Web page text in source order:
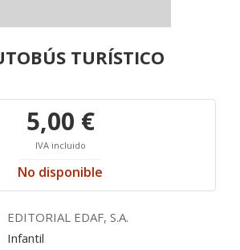
TURÍSTICO
5,00 €
IVA incluido
No disponible
EDITORIAL EDAF, S.A.
Infantil